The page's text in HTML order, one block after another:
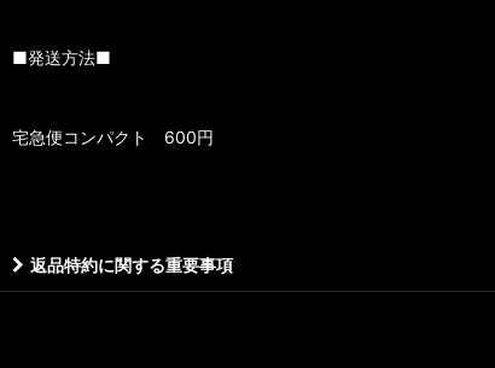
■発送方法■
宅急便コンパクト 600円
返品特約に関する重要事項